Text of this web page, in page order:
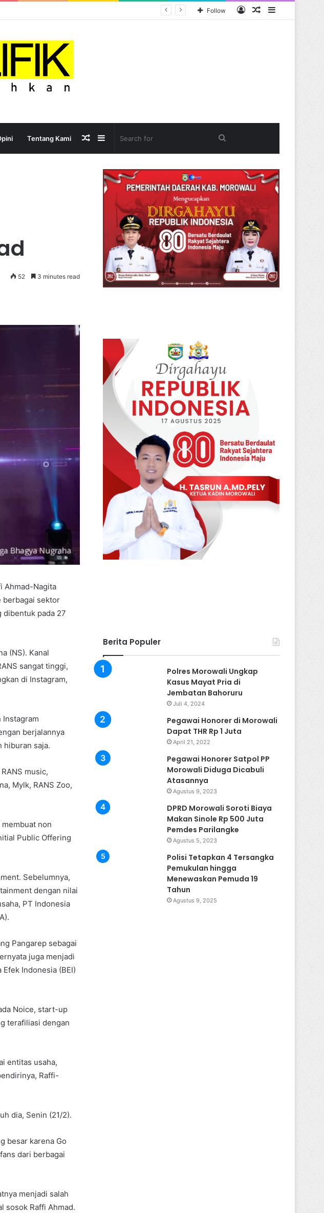
Sidebar
Random
Log
Follow
Tentang Kami Search
for
Sidebar
Random
Article
52 3 minutes read
Ahmad-Nagita
berbagai sektor
dibentuk pada 27
(NS). Kanal
sangat tinggi,
di Instagram,
Instagram
berjalannya
hiburan saja.
music,
Mylk, RANS Zoo,
non
Public Offering
Sebelumnya,
dengan nilai
PT Indonesia
Pangarep sebagai
juga menjadi
Indonesia (BEI)
Noice, start-up
terafiliasi dengan
entitas usaha,
Raffi-
dia, Senin (21/2).
besar karena Go
dari berbagai
menjadi salah
sosok Raffi Ahmad.
Berita Populer
Polres Morowali Ungkap
Kasus Mayat Pria di
Jembatan Bahoruru
Juli 4, 2024
Pegawai Honorer di Morowali
Dapat THR Rp 1 Juta
April 21, 2022
Pegawai Honorer Satpol PP
Morowali Diduga Dicabuli
Atasannya
Agustus 9, 2023
DPRD Morowali Soroti Biaya
Makan Sinole Rp 500 Juta
Pemdes Parilangke
Agustus 5, 2023
Polisi Tetapkan 4 Tersangka
Pemukulan hingga
Menewaskan Pemuda 19
Tahun
Agustus 9, 2025